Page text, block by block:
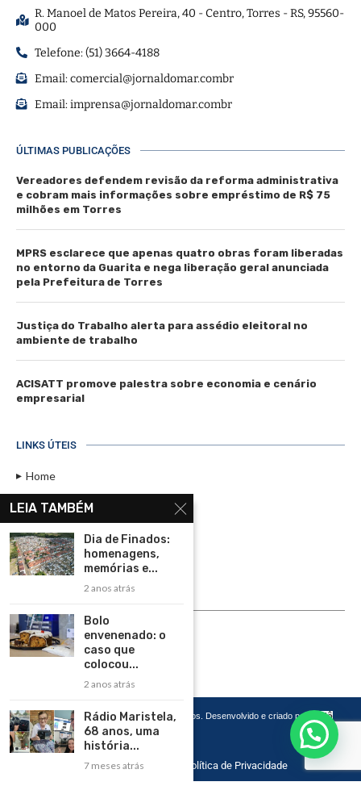
R. Manoel de Matos Pereira, 40 - Centro, Torres - RS, 95560-
000
Telefone: (51) 3664-4188
Email:comercial@jornaldomar.combr
Email:imprensa@jornaldomar.combr
ÚLTIMAS PUBLICAÇÕES
Vereadores defendem revisão da reforma administrativa
e cobram mais informações sobre empréstimo de R$ 75
milhões em Torres
MPRS esclarece que apenas quatro obras foram liberadas
no entorno da Guarita e nega liberação geral anunciada
pela Prefeitura de Torres
Justiça do Trabalho alerta para assédio eleitoral no
ambiente de trabalho
ACISATT promove palestra sobre economia e cenário
empresarial
LINKS ÚTEIS
Home
Assinar
Contato
Política de Privacidade
Rádio Maristela - Ao Vivo
ASSINE
Copyright 2026 – Todos os Direitos Reservados. Desenvolvido e criado por
Cadô
Agência de Marketing
Home Contato Política de Privacidade
LEIA TAMBÉM
Dia de Finados:
homenagens,
memórias e...
2 anos atrás
Bolo
envenenado: o
caso que
colocou...
2 anos atrás
Rádio Maristela,
68 anos, uma
história...
7 meses atrás